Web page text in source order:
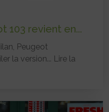
103 revient en...
Peugeot
la version... Lire la